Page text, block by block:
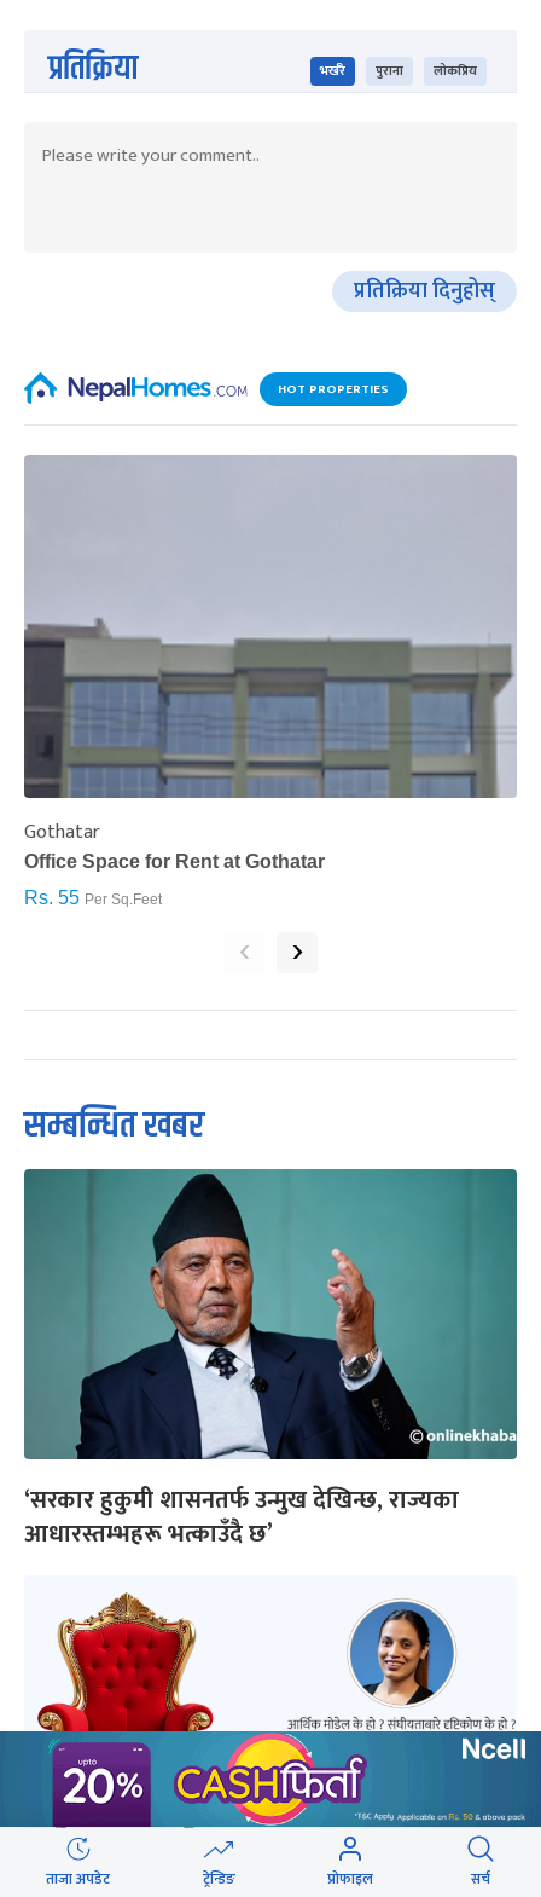
प्रतिक्रिया भर्खरै पुराना लोकप्रिय
प्रतिक्रिया दिनुहोस्
HOT PROPERTIES
Gothatar
Office Space for Rent at Gothatar
Rs. 55 Per Sq.Feet
‹ ›
सम्बन्धित खबर
‘सरकार हुकुमी शासनतर्फ उन्मुख देखिन्छ, राज्यका
आधारस्तम्भहरू भत्काउँदै छ’
ताजा अपडेट ट्रेन्डिङ प्रोफाइल सर्च